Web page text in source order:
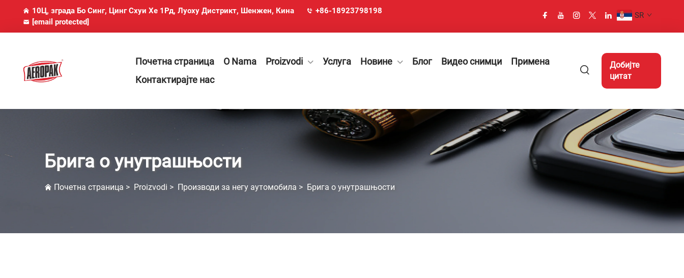
10Ц, зграда Бо Синг, Цинг Схуи Хе 1Рд, Луоху Дистрикт, Шенжен, Кина
+86-18923798198
[email protected]
SR
Почетна страница O Nama Proizvodi Услуга Новине Блог Видео снимци
Примена
Контактирајте нас
Добијте
цитат
Брига о унутрашњости
Почетна страница > Proizvodi > Производи за негу аутомобила > Брига о унутрашњости